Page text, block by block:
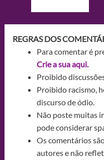
REGRAS DOS
Para comentar é
Crie a sua aqui.
Proibido
Proibido racismo,
discurso de ódio.
Não poste muitas
pode considerar
Os comentários
autores e não